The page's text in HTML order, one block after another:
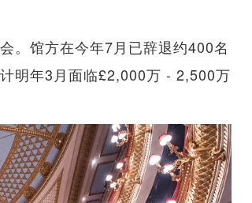
。馆方在今年7月已辞退约400名
明年3月面临£2,000万 - 2,500万